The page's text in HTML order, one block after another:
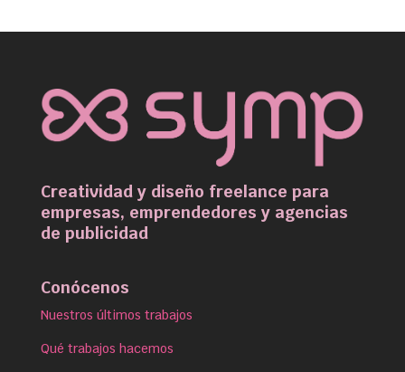
Creatividad y diseño freelance para
empresas, emprendedores y agencias
de publicidad
Conócenos
Nuestros últimos trabajos
Qué trabajos hacemos